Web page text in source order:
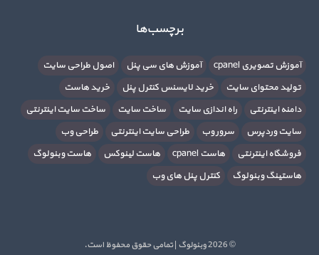
برچسب‌ها
آموزش تصویری cpanel آموزش های سی پنل
اصول طراحی سایت
تولید محتوای سایت
خرید لایسنس کنترل پنل
خرید هاست
دامنه اینترنتی
راه اندازی سایت ساخت سایت
ساخت سایت اینترنتی
سایت وردپرس
سرور وب طراحی سایت اینترنتی
طراحی وب
فروشگاه اینترنتی
هاست cpanel هاست لینوکس
هاست وبنولوگ
هاستینگ وبنولوگ
کنترل پنل های وب
© 2026 وبنولوگ | تمامی حقوق محفوظ است.